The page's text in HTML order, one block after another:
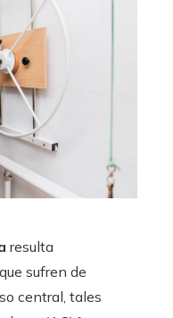
resulta
sufren de
central, tales